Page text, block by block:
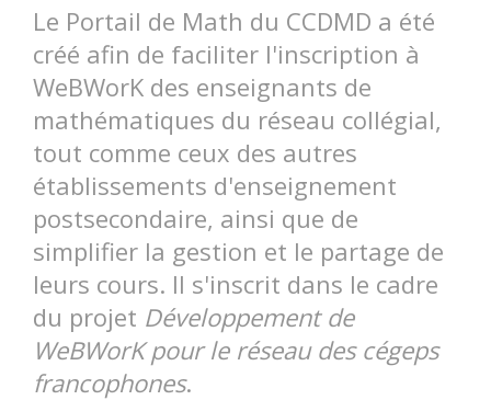
Le Portail de Math du CCDMD a été
créé afin de faciliter l'inscription à
WeBWorK des enseignants de
mathématiques du réseau collégial,
tout comme ceux des autres
établissements d'enseignement
postsecondaire, ainsi que de
simplifier la gestion et le partage de
leurs cours. Il s'inscrit dans le cadre
du projet Développement de
WeBWorK pour le réseau des cégeps
francophones.